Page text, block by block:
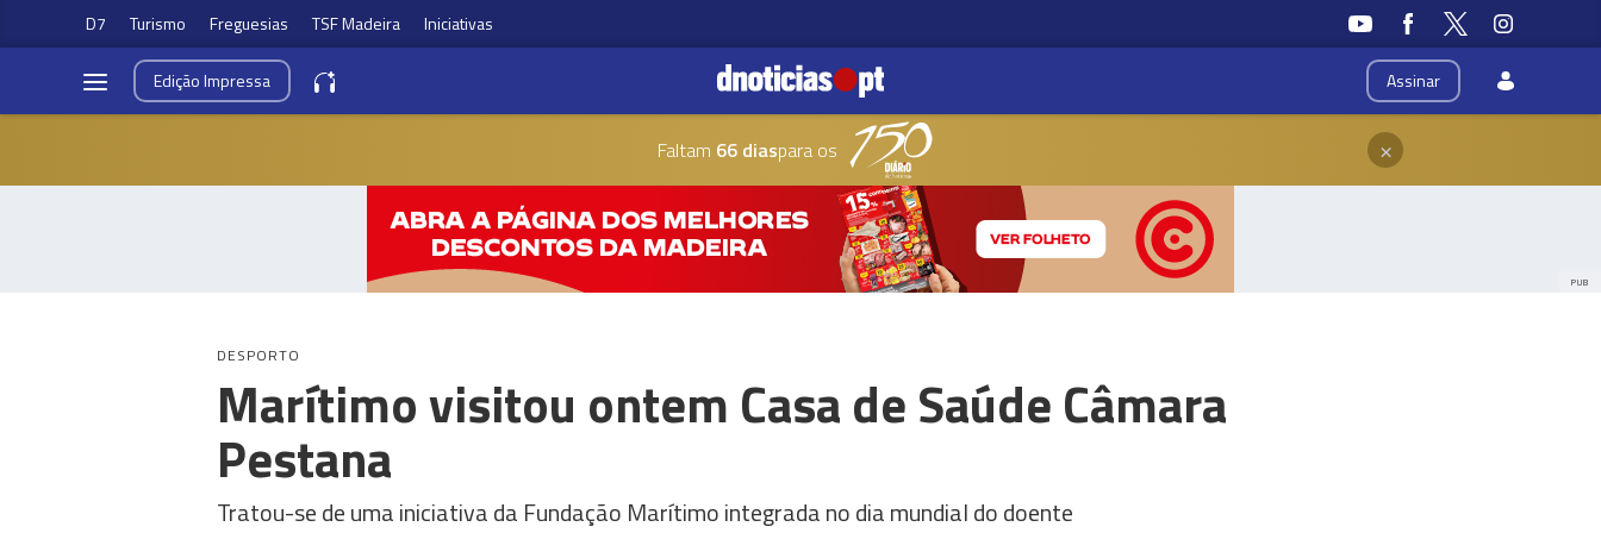
D7 Turismo Freguesias TSF Madeira Iniciativas
Assinar
EdiçãoImpressa
Faltam 66 diaspara os ×
PUB
DESPORTO
Marítimo visitou ontem Casa de Saúde Câmara
Pestana
Tratou-se de uma iniciativa da Fundação Marítimo integrada no dia mundial do doente